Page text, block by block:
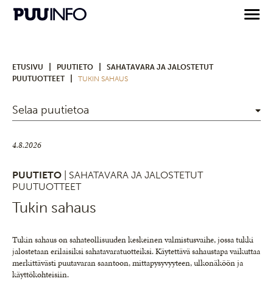
ETUSIVU PUUTIETO
SAHATAVARA JA JALOSTETUT
PUUTUOTTEET
TUKIN SAHAUS
Selaa puutietoa
4.8.2026
PUUTIETO
| SAHATAVARA JA JALOSTETUT
PUUTUOTTEET
Tukin sahaus
Tukin sahaus on sahateollisuuden keskeinen valmistusvaihe, jossa tukki
jalostetaan erilaisiksi sahatavaratuotteiksi. Käytettävä sahaustapa vaikuttaa
merkittävästi puutavaran saantoon, mittapysyvyyteen, ulkonäköön ja
käyttökohteisiin.